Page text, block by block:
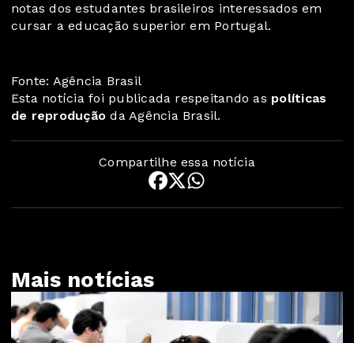
notas dos estudantes brasileiros interessados em
cursar a educação superior em Portugal.
Fonte: Agência Brasil
Esta notícia foi publicada respeitando as políticas
de reprodução da Agência Brasil.
Compartilhe essa notícia
Mais notícias